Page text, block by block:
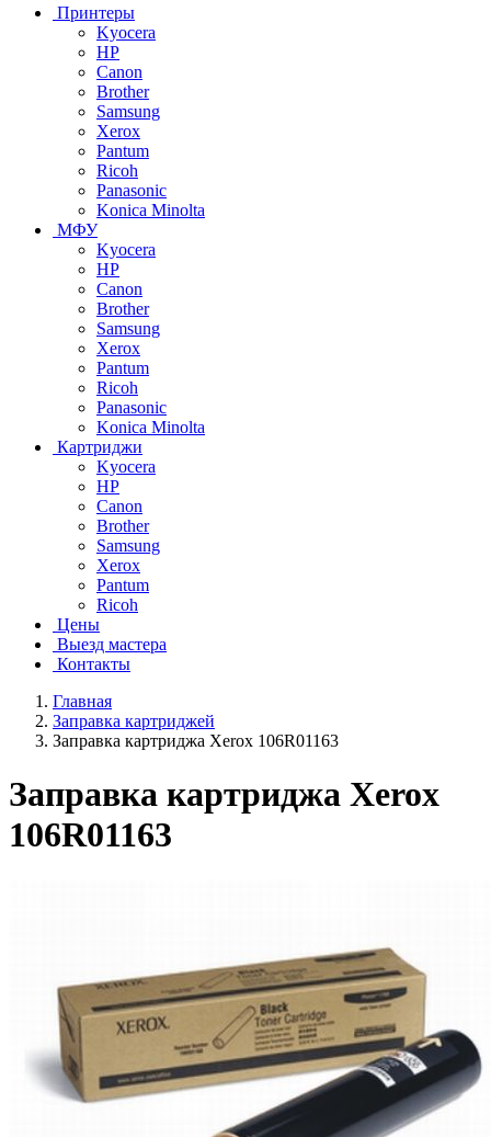
Принтеры
Kyocera
HP
Canon
Brother
Samsung
Xerox
Pantum
Ricoh
Panasonic
Konica Minolta
МФУ
Kyocera
HP
Canon
Brother
Samsung
Xerox
Pantum
Ricoh
Panasonic
Konica Minolta
Картриджи
Kyocera
HP
Canon
Brother
Samsung
Xerox
Pantum
Ricoh
Цены
Выезд мастера
Контакты
Главная
Заправка картриджей
Заправка картриджа Xerox 106R01163
Заправка картриджа Xerox
106R01163